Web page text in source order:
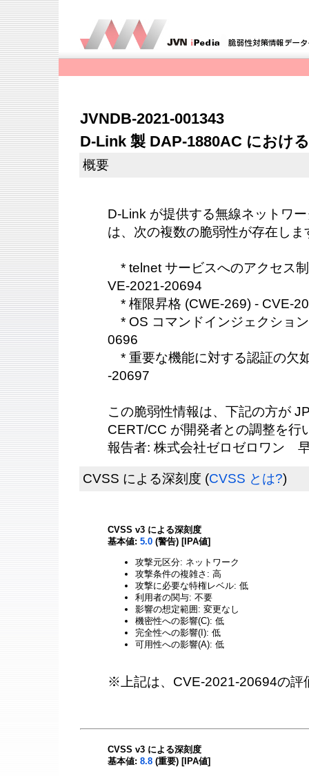
JVNDB-2021-001343
D-Link 製 DAP-1880AC におけ
概要
D-Link が提供する無線ネットワ
は、次の複数の脆弱性が存在しま
* telnet サービスへのアクセス
VE-2021-20694
* 権限昇格 (CWE-269) - CVE-
* OS コマンドインジェクショ
0696
* 重要な機能に対する認証の欠
-20697
この脆弱性情報は、下記の方が
CERT/CC が開発者との調整を行
報告者: 株式会社ゼロゼロワン
CVSS による深刻度 (CVSS とは?)
CVSS v3 による深刻度
基本値: 5.0 (警告) [IPA値]
攻撃元区分: ネットワーク
攻撃条件の複雑さ: 高
攻撃に必要な特権レベル: 低
利用者の関与: 不要
影響の想定範囲: 変更なし
機密性への影響(C): 低
完全性への影響(I): 低
可用性への影響(A): 低
※上記は、CVE-2021-20694の評
CVSS v3 による深刻度
基本値: 8.8 (重要) [IPA値]